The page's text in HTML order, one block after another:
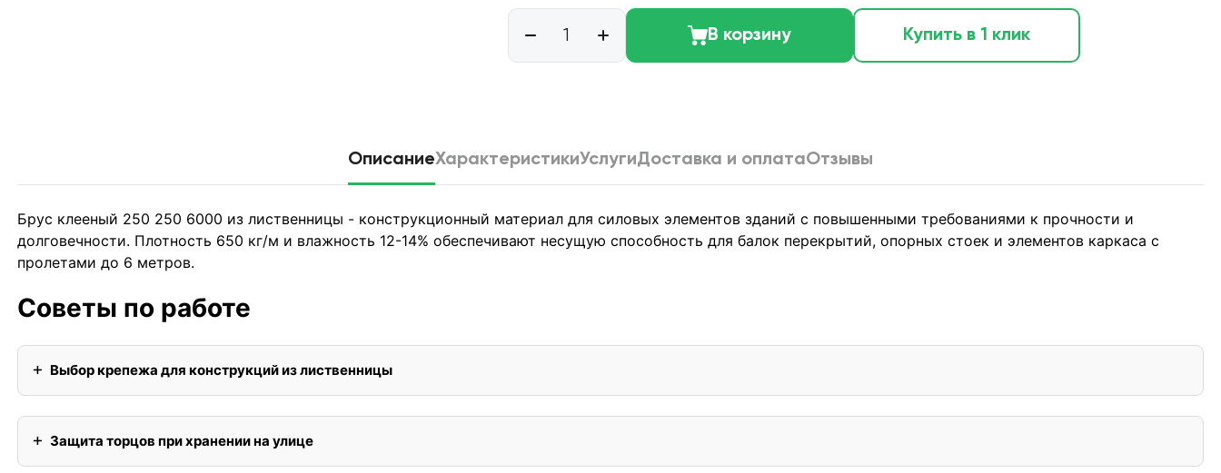
В корзину Купить в 1 клик
ОписаниеХарактеристикиУслугиДоставка и оплатаОтзывы
Брус клееный 250 250 6000 из лиственницы - конструкционный материал для силовых элементов зданий с повышенными требованиями к прочности и
долговечности. Плотность 650 кг/м и влажность 12-14% обеспечивают несущую способность для балок перекрытий, опорных стоек и элементов каркаса с
пролетами до 6 метров.
Советы по работе
Выбор крепежа для конструкций из лиственницы
Защита торцов при хранении на улице